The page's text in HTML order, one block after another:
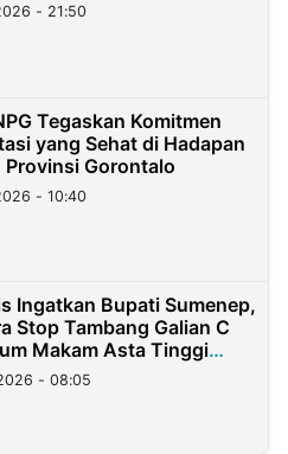
- 21:50
Tegaskan Komitmen
yang Sehat di Hadapan
Provinsi Gorontalo
- 10:40
Ingatkan Bupati Sumenep,
Stop Tambang Galian C
Makam Asta Tinggi
- 08:05